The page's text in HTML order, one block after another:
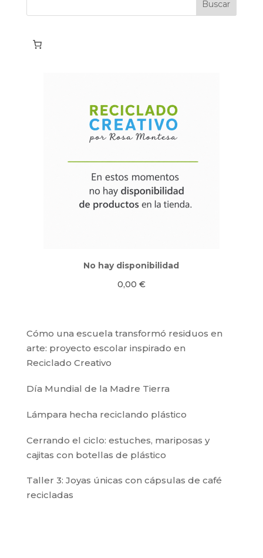
No hay disponibilidad
0,00 €
Cómo una escuela transformó residuos en
arte: proyecto escolar inspirado en
Reciclado Creativo
Día Mundial de la Madre Tierra
Lámpara hecha reciclando plástico
Cerrando el ciclo: estuches, mariposas y
cajitas con botellas de plástico
Taller 3: Joyas únicas con cápsulas de café
recicladas